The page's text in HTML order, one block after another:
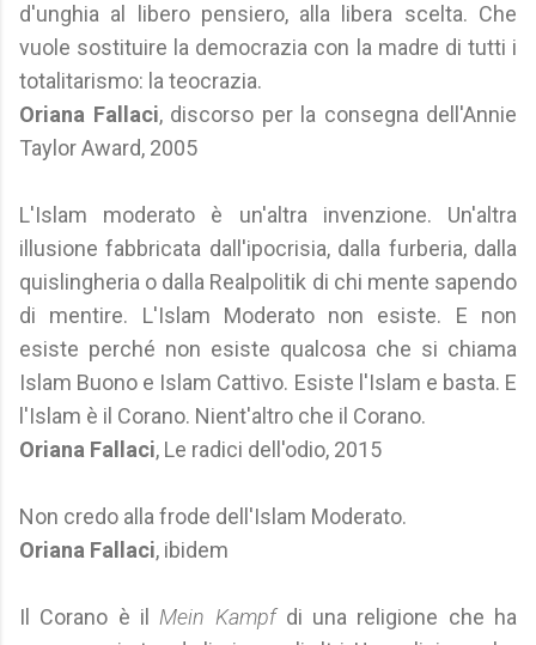
d'unghia al libero pensiero, alla libera scelta. Che
vuole sostituire la democrazia con la madre di tutti i
totalitarismo: la teocrazia.
Oriana Fallaci, discorso per la consegna dell'Annie
Taylor Award, 2005
L'Islam moderato è un'altra invenzione. Un'altra
illusione fabbricata dall'ipocrisia, dalla furberia, dalla
quislingheria o dalla Realpolitik di chi mente sapendo
di mentire. L'Islam Moderato non esiste. E non
esiste perché non esiste qualcosa che si chiama
Islam Buono e Islam Cattivo. Esiste l'Islam e basta. E
l'Islam è il Corano. Nient'altro che il Corano.
Oriana Fallaci, Le radici dell'odio, 2015
Non credo alla frode dell'Islam Moderato.
Oriana Fallaci, ibidem
Il Corano è il Mein Kampfdi una religione che ha